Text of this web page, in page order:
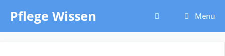
Inhalt
springen
Pflege Wissen Menü